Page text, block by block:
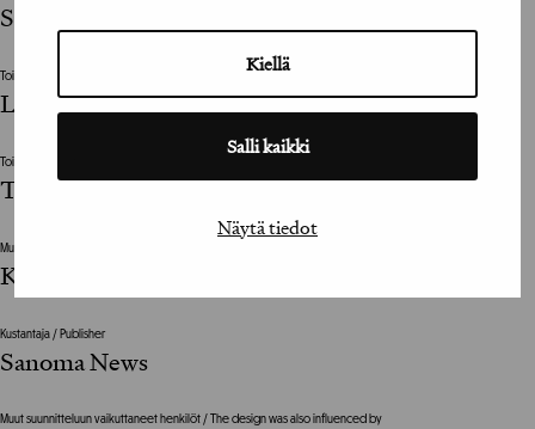
Kiellä
Salli kaikki
Näytä tiedot
Sami Valtere
Toimittaja / Editor
Lauri Malkavaara
Toimittaja / Editor
Teppo Sillantaus
Muut suunnitteluun vaikuttaneet henkilöt / The design was also influenced by
Kuukausiliitteen toimitus
Kustantaja / Publisher
Sanoma News
Muut suunnitteluun vaikuttaneet henkilöt / The design was also influenced by